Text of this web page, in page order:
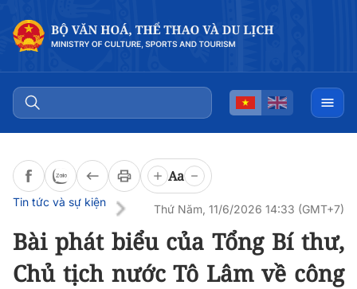
Aa
Tin tức và sự kiện
Thứ Năm, 11/6/2026 14:33 (GMT+7)
Bài phát biểu của Tổng Bí thư,
Chủ tịch nước Tô Lâm về công
Đọc bài